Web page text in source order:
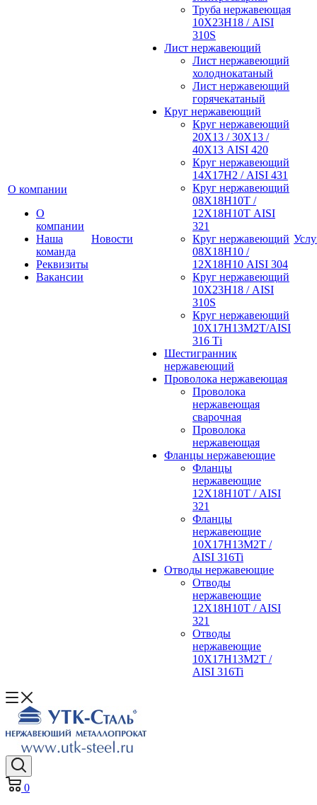
О компании
О
компании
Наша
команда
Реквизиты
Вакансии
Новости
Труба нержавеющая
10Х23Н18 / AISI
310S
Лист нержавеющий
Лист нержавеющий
холоднокатаный
Лист нержавеющий
горячекатаный
Круг нержавеющий
Круг нержавеющий
20Х13 / 30Х13 /
40Х13 AISI 420
Круг нержавеющий
14Х17Н2 / AISI 431
Круг нержавеющий
08Х18Н10Т /
12Х18Н10Т AISI
321
Круг нержавеющий
08Х18Н10 /
12Х18Н10 AISI 304
Круг нержавеющий
10Х23Н18 / AISI
310S
Круг нержавеющий
10Х17Н13М2Т/AISI
316 Тi
Шестигранник
нержавеющий
Проволока нержавеющая
Проволока
нержавеющая
сварочная
Проволока
нержавеющая
Фланцы нержавеющие
Фланцы
нержавеющие
12Х18Н10Т / AISI
321
Фланцы
нержавеющие
10Х17Н13М2Т /
AISI 316Ti
Отводы нержавеющие
Отводы
нержавеющие
12Х18Н10Т / AISI
321
Отводы
нержавеющие
10Х17Н13М2Т /
AISI 316Ti
0